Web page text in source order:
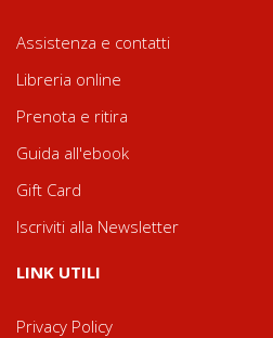
Assistenza e contatti
Libreria online
Prenota e ritira
Guida all'ebook
Gift Card
Iscriviti alla Newsletter
LINK UTILI
Privacy Policy